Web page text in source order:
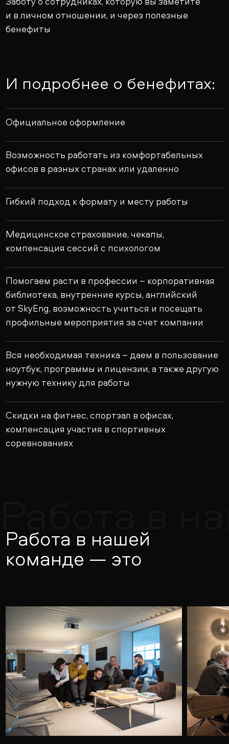
и в личном отношении, и через полезные
бенефиты
И подробнее о бенефитах:
Официальное оформление
Возможность работать из комфортабельных
офисов в разных странах или удаленно
Гибкий подход к формату и месту работы
Медицинское страхование, чекапы,
компенсация сессий с психологом
Помогаем расти в профессии – корпоративная
библиотека, внутренние курсы, английский
от SkyEng, возможность учиться и посещать
профильные мероприятия за счет компании
Вся необходимая техника – даем в пользование
ноутбук, программы и лицензии, а также другую
нужную технику для работы
Скидки на фитнес, спортзал в офисах,
компенсация участия в спортивных
соревнованиях
Работа в нашей
команде — это